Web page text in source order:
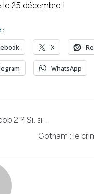
le 25 décembre !
:
X
WhatsApp
2 ? Si, si…
Gotham : le